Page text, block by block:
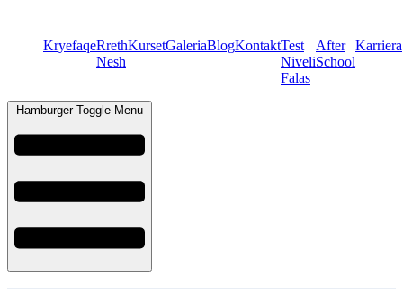
KryefaqeRreth
Nesh
KursetGaleriaBlogKontaktTest
Niveli
Falas
After
School
Karriera
Hamburger Toggle Menu